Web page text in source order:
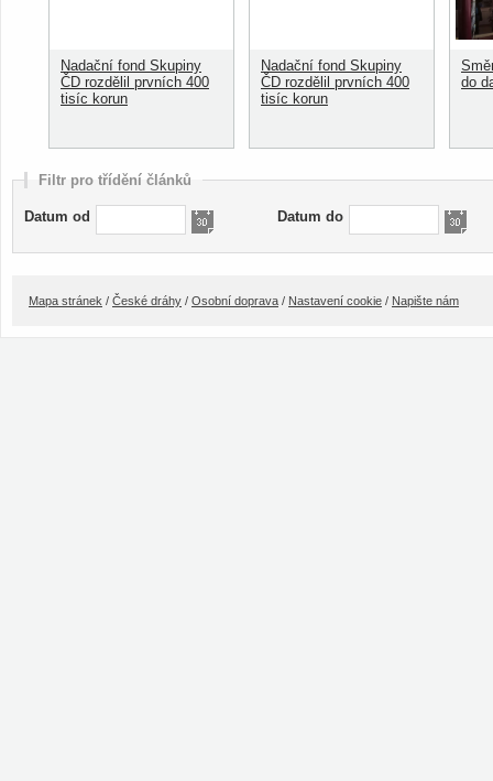
Nadační fond Skupiny
ČD rozdělil prvních 400
tisíc korun
Nadační fond Skupiny
ČD rozdělil prvních 400
tisíc korun
do
Filtr pro třídění článků
Datum od Datum do
Mapa stránek / České dráhy / Osobní doprava / Nastavení cookie / Napište nám